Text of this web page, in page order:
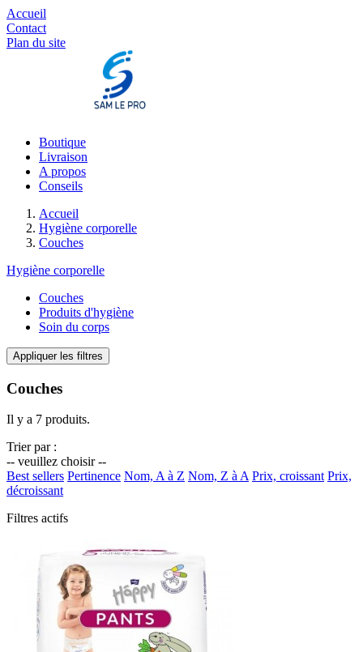
Accueil
Contact
Plan du site
Boutique
Livraison
A propos
Conseils
Accueil
Hygiène corporelle
Couches
Hygiène corporelle
Couches
Produits d'hygiène
Soin du corps
Appliquer les filtres
Couches
Il y a 7 produits.
Trier par :
-- veuillez choisir --
Best sellers Pertinence Nom, A à Z Nom, Z à A Prix, croissant Prix,
décroissant
Filtres actifs